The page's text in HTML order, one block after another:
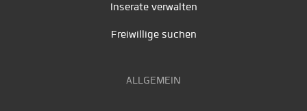
Inserate verwalten
Freiwillige suchen
ALLGEMEIN